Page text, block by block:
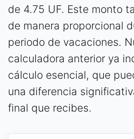
de 4.75 UF. Este monto
de manera proporcional
periodo de vacaciones.
calculadora anterior ya
cálculo esencial, que
una diferencia
final que recibes.